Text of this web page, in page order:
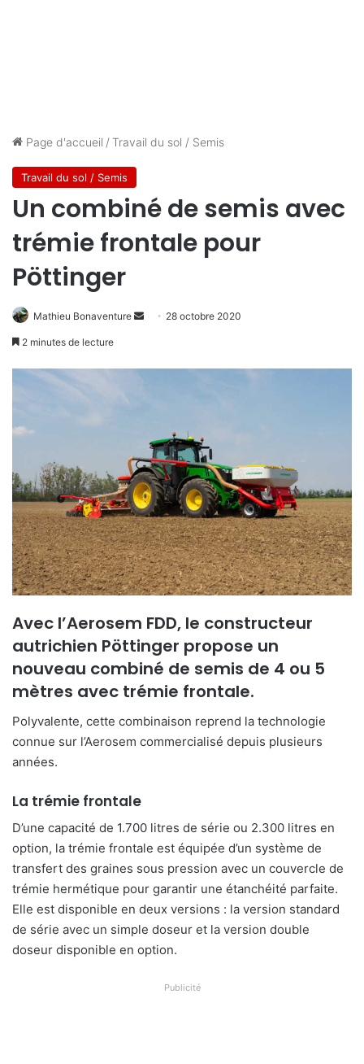
Page d'accueil /Travail du sol / Semis
Travail du sol / Semis
Un combiné de semis avec
trémie frontale pour
Pöttinger
Mathieu Bonaventure
n
c
o
u
r
r
i
28 octobre 2020
2 minutes de lecture
Avec l’Aerosem FDD, le constructeur
autrichien Pöttinger propose un
nouveau combiné de semis de 4 ou 5
mètres avec trémie frontale.
Polyvalente, cette combinaison reprend la technologie
connue sur l’Aerosem commercialisé depuis plusieurs
années.
La trémie frontale
D’une capacité de 1.700 litres de série ou 2.300 litres en
option, la trémie frontale est équipée d’un système de
transfert des graines sous pression avec un couvercle de
trémie hermétique pour garantir une étanchéité parfaite.
Elle est disponible en deux versions : la version standard
de série avec un simple doseur et la version double
doseur disponible en option.
Publicité